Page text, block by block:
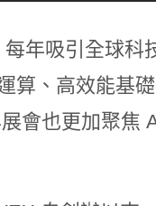
年吸引全球科
算、高效能基
會也更加聚焦